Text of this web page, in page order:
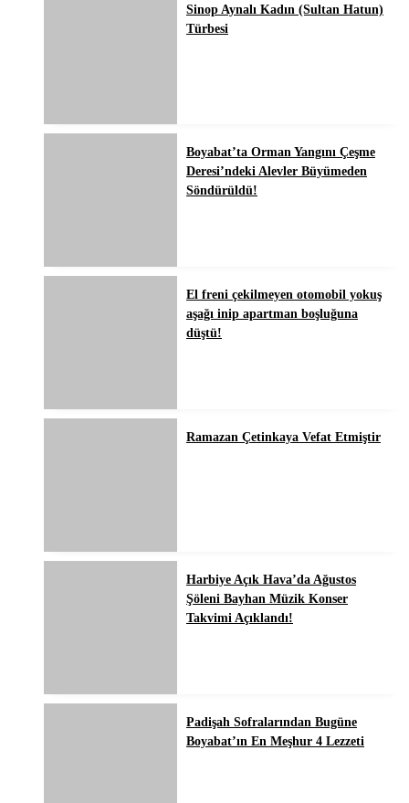
Sinop Aynalı Kadın (Sultan Hatun)
Türbesi
Boyabat’ta Orman Yangını Çeşme
Deresi’ndeki Alevler Büyümeden
Söndürüldü!
El freni çekilmeyen otomobil yokuş
aşağı inip apartman boşluğuna
düştü!
Ramazan Çetinkaya Vefat Etmiştir
Harbiye Açık Hava’da Ağustos
Şöleni Bayhan Müzik Konser
Takvimi Açıklandı!
Padişah Sofralarından Bugüne
Boyabat’ın En Meşhur 4 Lezzeti